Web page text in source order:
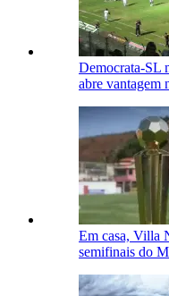
Democrata-SL
abre
Em casa, Villa
semifinais do